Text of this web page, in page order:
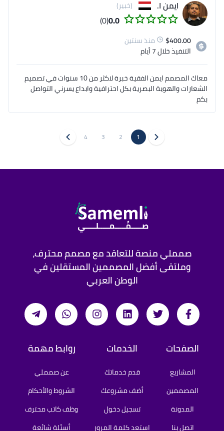
ايمن ا. (خبير)
0.0
(0)
$400.00
منذ سنتين
التنفيذخلال 7 أيام
معاك المصمم ايمن الفقية خبرة لاكثر من 10 سنوات في تصميم
الشعارات والهوية البصرية بكل احترافية وابداع يسرني التواصل
بكم
1
2
3
4
صمملي منصة للتعاقد مع مصمم محترف،
وملتقى أفضل المصممين المستقلين في
الوطن العربي
الصفحات
المشاريع
المصممين
المدونة
اتصل بنا
الخدمات
قدم خدماتك
أضف مشروعك
تسجيل دخول
استعد كلمة المرور
روابط مهمة
عن صمملي
الشروط والأحكام
وظف كاتب محترف
أسئلة شائعة